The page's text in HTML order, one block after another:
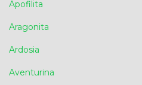
Apofilita
Aragonita
Ardosia
Aventurina